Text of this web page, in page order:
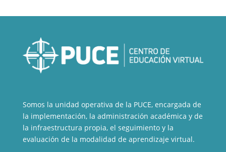
Somos la unidad operativa de la PUCE, encargada de
la implementación, la administración académica y de
la infraestructura propia, el seguimiento y la
evaluación de la modalidad de aprendizaje virtual.